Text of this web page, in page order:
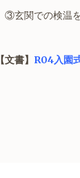
③玄関での検温
【文書】 R04入園